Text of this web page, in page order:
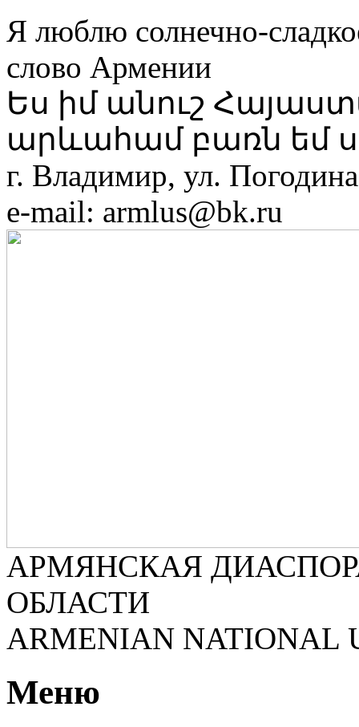
Я люблю солнечно-
слово Армении
Ես իմ անուշ
արևահամ բառն եմ
г. Владимир, ул.
e-mail: armlus@bk.ru
АРМЯНСКАЯ
ОБЛАСТИ
ARMENIAN NATIONAL
Меню